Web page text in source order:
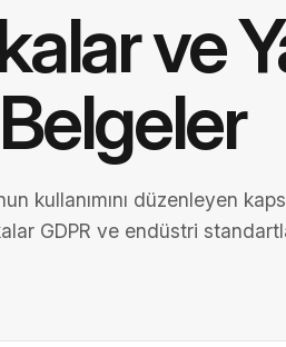
ve
Belgeler
kullanımını düzenleyen
GDPR ve endüstri